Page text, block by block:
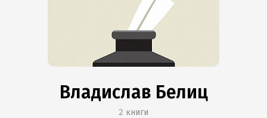
Владислав Белиц
2 книги